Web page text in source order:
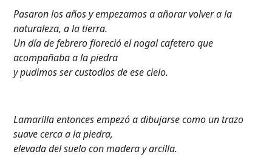
Pasaron los años y empezamos a añorar volver a la
naturaleza, a la tierra.
Un día de febrero floreció el nogal cafetero que
acompañaba a la piedra
y pudimos ser custodios de ese cielo.
Lamarilla entonces empezó a dibujarse como un trazo
suave cerca a la piedra,
elevada del suelo con madera y arcilla.